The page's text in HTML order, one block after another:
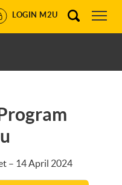
LOGIN M2U
– 14 April 2024